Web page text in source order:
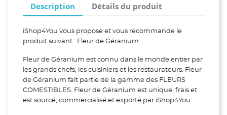
Description Détails du produit
iShop4You vous propose et vous recommande le
produit suivant : Fleur de Géranium
Fleur de Géranium est connu dans le monde entier par
les grands chefs, les cuisiniers et les restaurateurs. Fleur
de Géranium fait partie de la gamme des FLEURS
COMESTIBLES. Fleur de Géranium est unique, frais et
est sourcé, commercialisé et exporté par iShop4You.